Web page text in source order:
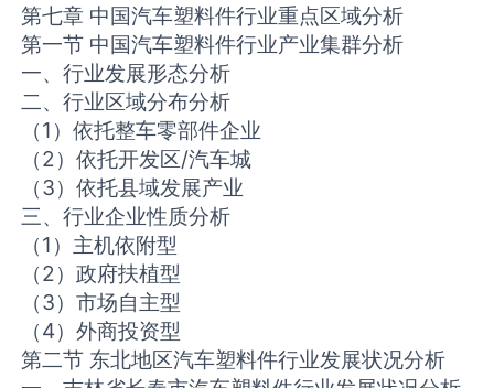
第七章 中国汽车塑料件行业重点区域分析
第一节 中国汽车塑料件行业产业集群分析
一、行业发展形态分析
二、行业区域分布分析
（1）依托整车零部件企业
（2）依托开发区/汽车城
（3）依托县域发展产业
三、行业企业性质分析
（1）主机依附型
（2）政府扶植型
（3）市场自主型
（4）外商投资型
第二节 东北地区汽车塑料件行业发展状况分析